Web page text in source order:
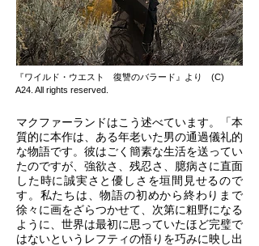
『ワイルド・ウエスト 復讐のバラード』より (C)
A24. All rights reserved.
マクファーランドはこう述べています。「本
質的に本作は、ある年老いた男の通過儀礼的
な物語です。彼はごく簡素な生活を送ってい
たのですが、強欲さ、残忍さ、臆病さに直面
した時に誠実さと優しさを垣間見せるので
す。私たちは、物語の初めから終わりまで
徐々に画をざらつかせて、次第に粗野になる
ように、世界は最初に思っていたほど完璧で
はないというレフティの悟りを巧みに映し出